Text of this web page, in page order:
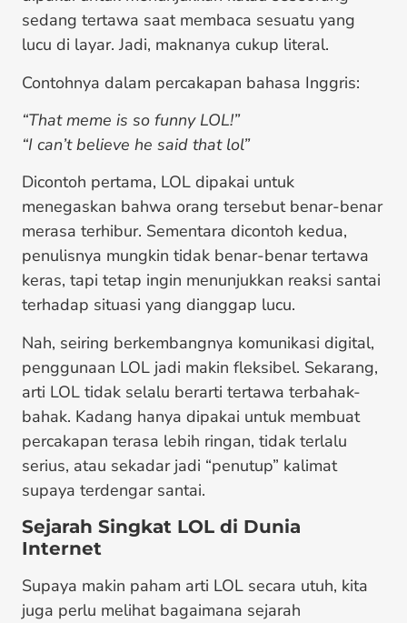
sedang tertawa saat membaca sesuatu yang
lucu di layar. Jadi, maknanya cukup literal.
Contohnya dalam percakapan bahasa Inggris:
“That meme is so funny LOL!”
“I can’t believe he said that lol”
Dicontoh pertama, LOL dipakai untuk
menegaskan bahwa orang tersebut benar-benar
merasa terhibur. Sementara dicontoh kedua,
penulisnya mungkin tidak benar-benar tertawa
keras, tapi tetap ingin menunjukkan reaksi santai
terhadap situasi yang dianggap lucu.
Nah, seiring berkembangnya komunikasi digital,
penggunaan LOL jadi makin fleksibel. Sekarang,
arti LOL tidak selalu berarti tertawa terbahak-
bahak. Kadang hanya dipakai untuk membuat
percakapan terasa lebih ringan, tidak terlalu
serius, atau sekadar jadi “penutup” kalimat
supaya terdengar santai.
Sejarah Singkat LOL di Dunia
Internet
Supaya makin paham arti LOL secara utuh, kita
juga perlu melihat bagaimana sejarah